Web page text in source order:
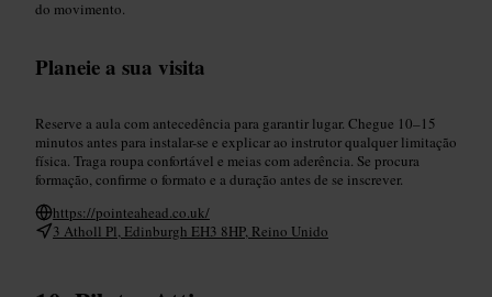
do movimento.
Planeie a sua visita
Reserve a aula com antecedência para garantir lugar. Chegue 10–15
minutos antes para instalar-se e explicar ao instrutor qualquer limitação
física. Traga roupa confortável e meias com aderência. Se procura
formação, confirme o formato e a duração antes de se inscrever.
https://pointeahead.co.uk/
3 Atholl Pl, Edinburgh EH3 8HP, Reino Unido